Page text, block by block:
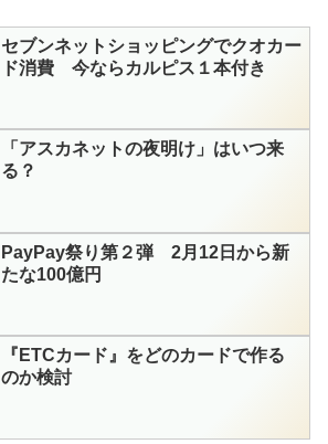
セブンネットショッピングでクオカー
ド消費 今ならカルピス１本付き
「アスカネットの夜明け」はいつ来
る？
PayPay祭り第２弾 2月12日から新
たな100億円
『ETCカード』をどのカードで作る
のか検討